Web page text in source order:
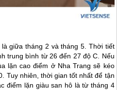
giữa tháng 2 và tháng 5. Thời tiết
trung bình từ 26 đến 27 độ C. Nếu
lặn cao điểm ở Nha Trang sẽ kéo
Tuy nhiên, thời gian tốt nhất để tận
điểm lặn giàu san hô là từ tháng 4